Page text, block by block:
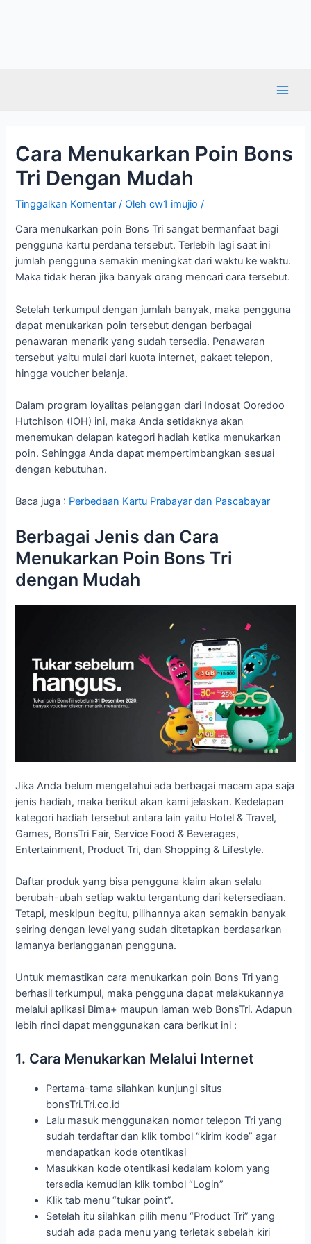
Cara Menukarkan Poin Bons
Tri Dengan Mudah
Tinggalkan Komentar / Olehcw1 imujio/
Cara menukarkan poin Bons Tri sangat bermanfaat bagi
pengguna kartu perdana tersebut. Terlebih lagi saat ini
jumlah pengguna semakin meningkat dari waktu ke waktu.
Maka tidak heran jika banyak orang mencari cara tersebut.
Setelah terkumpul dengan jumlah banyak, maka pengguna
dapat menukarkan poin tersebut dengan berbagai
penawaran menarik yang sudah tersedia. Penawaran
tersebut yaitu mulai dari kuota internet, pakaet telepon,
hingga voucher belanja.
Dalam program loyalitas pelanggan dari Indosat Ooredoo
Hutchison (IOH) ini, maka Anda setidaknya akan
menemukan delapan kategori hadiah ketika menukarkan
poin. Sehingga Anda dapat mempertimbangkan sesuai
dengan kebutuhan.
Baca juga : Perbedaan Kartu Prabayar dan Pascabayar
Berbagai Jenis dan Cara
Menukarkan Poin Bons Tri
dengan Mudah
Jika Anda belum mengetahui ada berbagai macam apa saja
jenis hadiah, maka berikut akan kami jelaskan. Kedelapan
kategori hadiah tersebut antara lain yaitu Hotel & Travel,
Games, BonsTri Fair, Service Food & Beverages,
Entertainment, Product Tri, dan Shopping & Lifestyle.
Daftar produk yang bisa pengguna klaim akan selalu
berubah-ubah setiap waktu tergantung dari ketersediaan.
Tetapi, meskipun begitu, pilihannya akan semakin banyak
seiring dengan level yang sudah ditetapkan berdasarkan
lamanya berlangganan pengguna.
Untuk memastikan cara menukarkan poin Bons Tri yang
berhasil terkumpul, maka pengguna dapat melakukannya
melalui aplikasi Bima+ maupun laman web BonsTri. Adapun
lebih rinci dapat menggunakan cara berikut ini :
1. Cara Menukarkan Melalui Internet
Pertama-tama silahkan kunjungi situs
bonsTri.Tri.co.id
Lalu masuk menggunakan nomor telepon Tri yang
sudah terdaftar dan klik tombol “kirim kode” agar
mendapatkan kode otentikasi
Masukkan kode otentikasi kedalam kolom yang
tersedia kemudian klik tombol “Login”
Klik tab menu “tukar point”.
Setelah itu silahkan pilih menu “Product Tri” yang
sudah ada pada menu yang terletak sebelah kiri